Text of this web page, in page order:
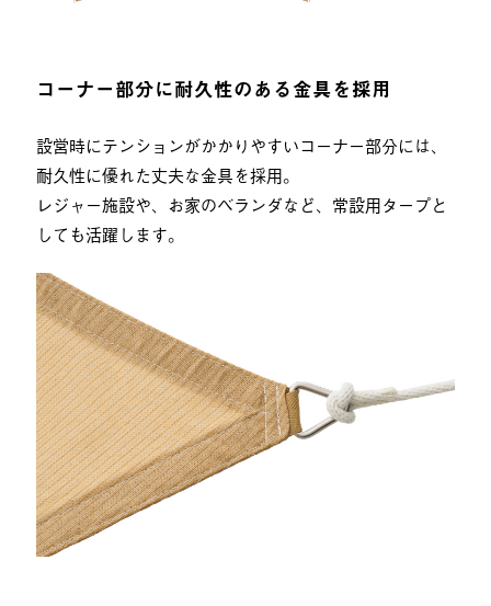
コーナー部分に耐久性のある金具を採用
設営時にテンションがかかりやすいコーナー部分には、
耐久性に優れた丈夫な金具を採用。
レジャー施設や、お家のベランダなど、常設用タープと
しても活躍します。